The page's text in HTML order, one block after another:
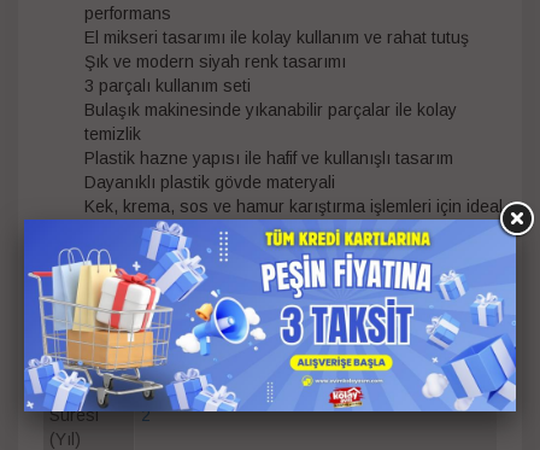
performans
El mikseri tasarımı ile kolay kullanım ve rahat tutuş
Şık ve modern siyah renk tasarımı
3 parçalı kullanım seti
Bulaşık makinesinde yıkanabilir parçalar ile kolay
temizlik
Plastik hazne yapısı ile hafif ve kullanışlı tasarım
Dayanıklı plastik gövde materyali
Kek, krema, sos ve hamur karıştırma işlemleri için ideal
kullanım
Kompakt yapısı sayesinde mutfakta az yer kaplar
Güç
700 W
Renk
Siyah
Garanti
Süresi
(Yıl)
2